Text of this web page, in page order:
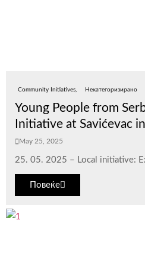
Community Initiatives Некатегоризирано
Young People from
Initiative at Savićevac
May 25, 2025
25. 05. 2025 – Local initiative:
Повеќе